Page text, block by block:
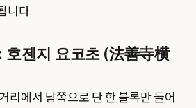
니다.
젠지 요코초 (法善寺横
리에서 남쪽으로 단 한 블록만 들어